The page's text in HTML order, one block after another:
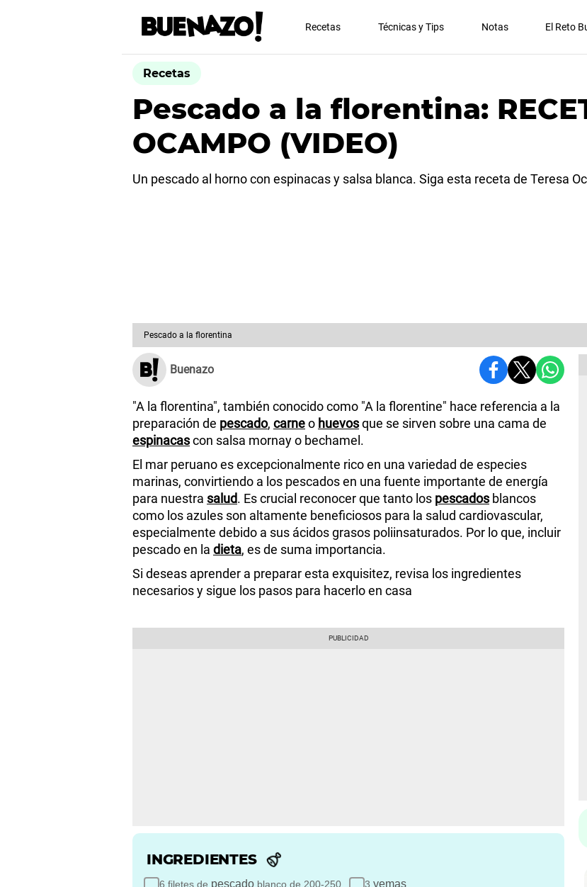
Recetas Técnicas y Tips Notas El Reto
Recetas
Pescado a la florentina:
OCAMPO (VIDEO)
Un pescado al horno con espinacas y salsa blanca. Siga esta receta de Teresa
Pescado a la florentina
Buenazo
"A la florentina", también conocido como "A la florentine" hace referencia a la
preparación de pescado, carneo huevosque se sirven sobre una cama de
espinacascon salsa mornay o bechamel.
El mar peruano es excepcionalmente rico en una variedad de especies
marinas, convirtiendo a los pescados en una fuente importante de energía
para nuestra salud. Es crucial reconocer que tanto los pescadosblancos
como los azules son altamente beneficiosos para la salud cardiovascular,
especialmente debido a sus ácidos grasos poliinsaturados. Por lo que, incluir
pescado en la dieta, es de suma importancia.
Si deseas aprender a preparar esta exquisitez, revisa los ingredientes
necesarios y sigue los pasos para hacerlo en casa
INGREDIENTES
6 filetes de pescado blanco de 200-250
3 yemas